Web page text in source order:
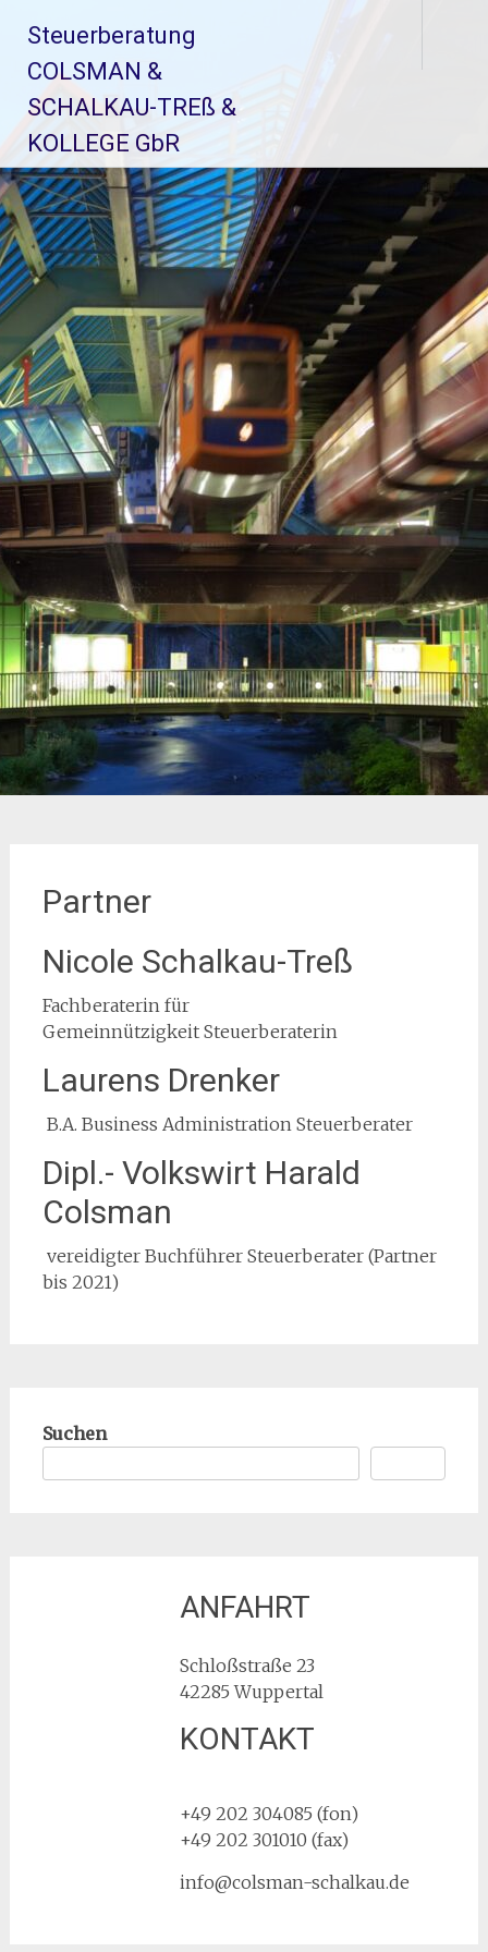
Inhalt
springen
Steuerberatung
COLSMAN &
SCHALKAU-TREß &
KOLLEGE GbR
Partner
Nicole Schalkau-Treß
Fachberaterin für
Gemeinnützigkeit Steuerberaterin
Laurens Drenker
B.A. Business Administration Steuerberater
Dipl.- Volkswirt Harald
Colsman
vereidigter Buchführer Steuerberater (Partner
bis 2021)
Suchen
ANFAHRT
Schloßstraße 23
42285 Wuppertal
KONTAKT
+49 202 304085 (fon)
+49 202 301010 (fax)
info@colsman-schalkau.de